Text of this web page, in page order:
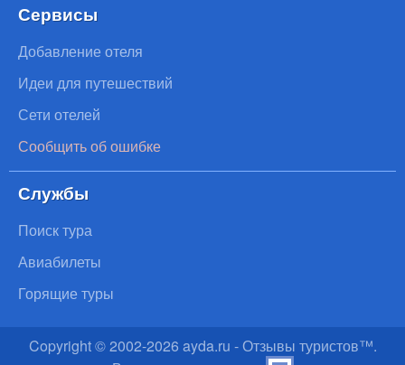
Сервисы
Добавление отеля
Идеи для путешествий
Сети отелей
Сообщить об ошибке
Службы
Поиск тура
Авиабилеты
Горящие туры
Copyright © 2002-2026 ayda.ru - Отзывы туристов™.